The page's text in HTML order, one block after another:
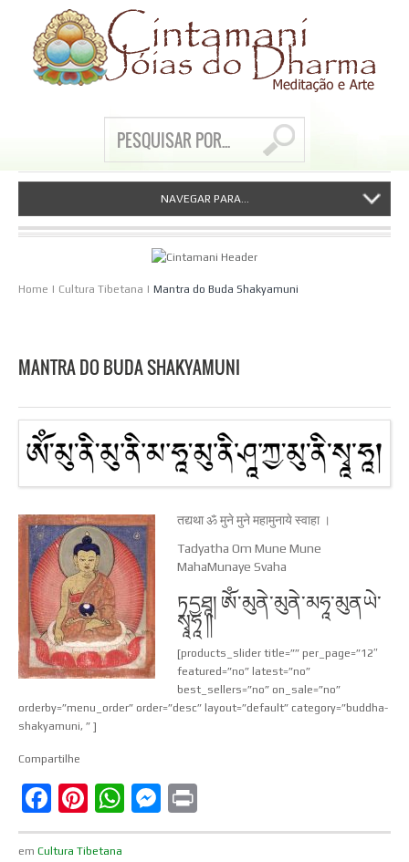
NAVEGAR PARA...
Home | Cultura Tibetana | Mantra do Buda Shakyamuni
MANTRA DO BUDA SHAKYAMUNI
तद्यथा ॐ मुने मुने महामुनाये स्वाहा ।
Tadyatha Om Mune Mune
MahaMunaye Svaha
ཏདྱཐཱ། ཨོཾ་མུནེ་མུནེ་མཧཱ་མུནཡེ་
སྭཱཧཱ ༎
[products_slider title=”” per_page=”12″
featured=”no” latest=”no”
best_sellers=”no” on_sale=”no”
orderby=”menu_order” order=”desc” layout=”default” category=”buddha-
shakyamuni, ” ]
Compartilhe
Facebook
Pinterest
WhatsApp
Messenger
em Cultura Tibetana